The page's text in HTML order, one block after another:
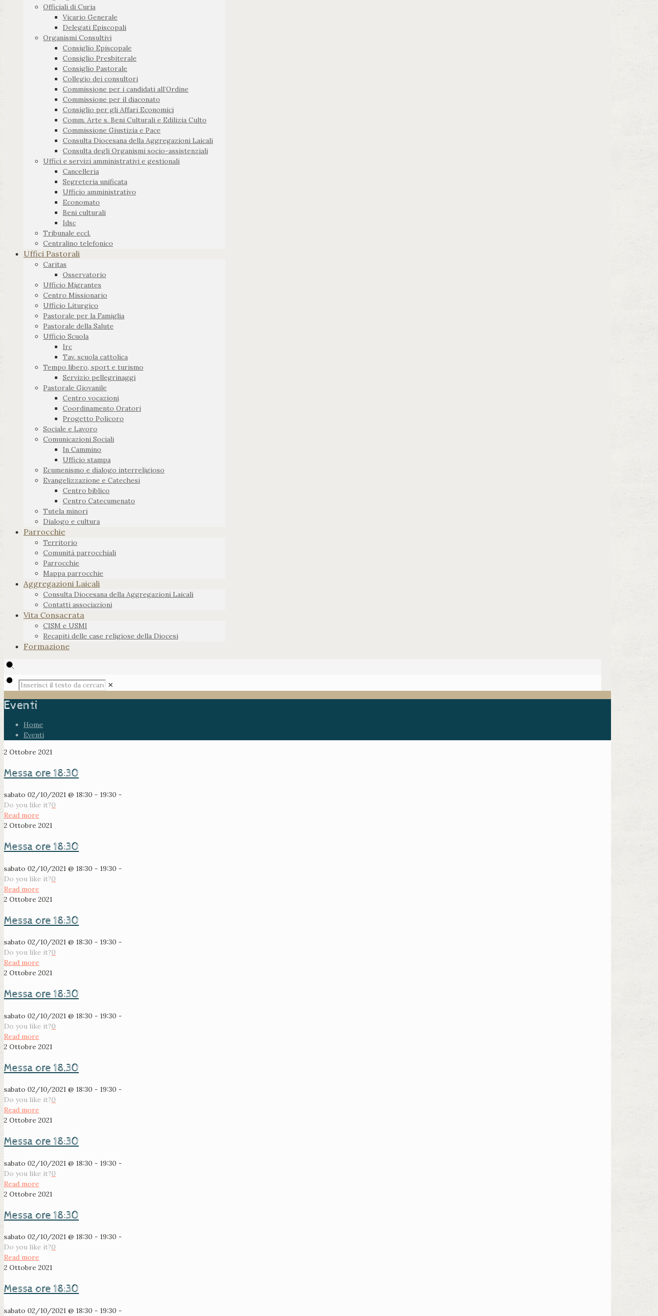
Officiali di Curia
Vicario Generale
Delegati Episcopali
Organismi Consultivi
Consiglio Episcopale
Consiglio Presbiterale
Consiglio Pastorale
Collegio dei consultori
Commissione per i candidati all’Ordine
Commissione per il diaconato
Consiglio per gli Affari Economici
Comm. Arte s. Beni Culturali e Edilizia Culto
Commissione Giustizia e Pace
Consulta Diocesana della Aggregazioni Laicali
Consulta degli Organismi socio-assistenziali
Uffici e servizi amministrativi e gestionali
Cancelleria
Segreteria unificata
Ufficio amministrativo
Economato
Beni culturali
Idsc
Tribunale eccl.
Centralino telefonico
Uffici Pastorali
Caritas
Osservatorio
Ufficio Migrantes
Centro Missionario
Ufficio Liturgico
Pastorale per la Famiglia
Pastorale della Salute
Ufficio Scuola
Irc
Tav. scuola cattolica
Tempo libero, sport e turismo
Servizio pellegrinaggi
Pastorale Giovanile
Centro vocazioni
Coordinamento Oratori
Progetto Policoro
Sociale e Lavoro
Comunicazioni Sociali
In Cammino
Ufficio stampa
Ecumenismo e dialogo interreligioso
Evangelizzazione e Catechesi
Centro biblico
Centro Catecumenato
Tutela minori
Dialogo e cultura
Parrocchie
Territorio
Comunità parrocchiali
Parrocchie
Mappa parrocchie
Aggregazioni Laicali
Consulta Diocesana della Aggregazioni Laicali
Contatti associazioni
Vita Consacrata
CISM e USMI
Recapiti delle case religiose della Diocesi
Formazione
✕
Eventi
Home
Eventi
2 Ottobre 2021
Messa ore 18:30
sabato 02/10/2021 @ 18:30 - 19:30 -
Do you like it?0
Read more
2 Ottobre 2021
Messa ore 18:30
sabato 02/10/2021 @ 18:30 - 19:30 -
Do you like it?0
Read more
2 Ottobre 2021
Messa ore 18:30
sabato 02/10/2021 @ 18:30 - 19:30 -
Do you like it?0
Read more
2 Ottobre 2021
Messa ore 18:30
sabato 02/10/2021 @ 18:30 - 19:30 -
Do you like it?0
Read more
2 Ottobre 2021
Messa ore 18.30
sabato 02/10/2021 @ 18:30 - 19:30 -
Do you like it?0
Read more
2 Ottobre 2021
Messa ore 18:30
sabato 02/10/2021 @ 18:30 - 19:30 -
Do you like it?0
Read more
2 Ottobre 2021
Messa ore 18:30
sabato 02/10/2021 @ 18:30 - 19:30 -
Do you like it?0
Read more
2 Ottobre 2021
Messa ore 18:30
sabato 02/10/2021 @ 18:30 - 19:30 -